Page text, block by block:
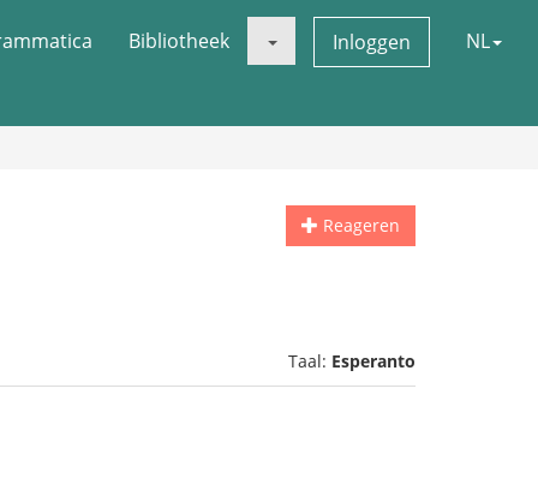
Bibliotheek Inloggen NL
Reageren
Taal: Esperanto